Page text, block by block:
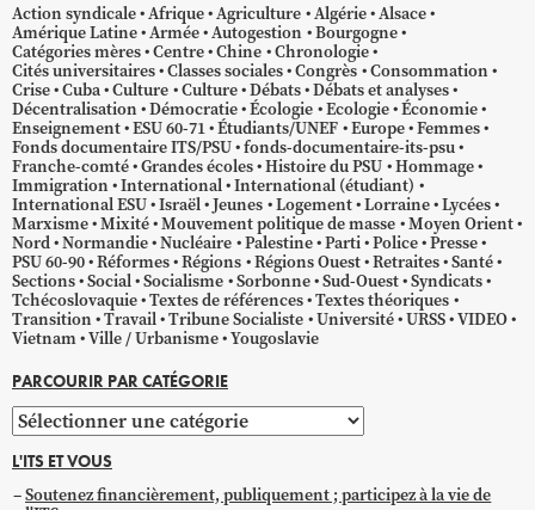
Action syndicale Afrique Agriculture Algérie Alsace
Amérique Latine Armée Autogestion
Bourgogne
Catégories mères Centre Chine Chronologie
Cités universitaires Classes sociales Congrès Consommation
Crise Cuba Culture Culture Débats Débats et analyses
Décentralisation Démocratie Écologie Ecologie Économie
Enseignement ESU 60-71 Étudiants/UNEF Europe Femmes
Fonds documentaire ITS/PSU fonds-documentaire-its-psu
Franche-comté Grandes écoles Histoire du PSU Hommage
Immigration International International (étudiant)
International ESU Israël Jeunes Logement Lorraine Lycées
Marxisme Mixité Mouvement politique de masse Moyen Orient
Nord Normandie Nucléaire Palestine Parti Police Presse
PSU 60-90 Réformes Régions Régions Ouest Retraites Santé
Sections Social Socialisme Sorbonne Sud-Ouest Syndicats
Tchécoslovaquie Textes de références Textes théoriques
Transition Travail Tribune Socialiste Université URSS VIDEO
Vietnam Ville / Urbanisme Yougoslavie
PARCOURIR PAR CATÉGORIE
Parcourir
par
catégorie
L'ITS ET VOUS
Soutenez financièrement, publiquement ; participez à la vie de